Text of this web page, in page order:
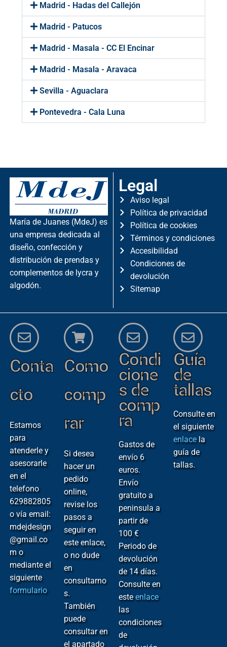
Madrid - Hadas del Callejón
Madrid - Patucos
Madrid - Masala - CC El Encinar
Madrid - Masala - Aravaca
Sevilla - Aguaclara
Pontevedra - Cala Luna
María de Juanes (MdeJ) es
una empresa dedicada al
diseño, confección y
distribución de prendas y
complementos de lycra y
algodón.
Legal
Aviso legal
Política de privacidad
Política de cookies
Términos y condiciones
Accesibilidad
Condiciones de
devolución
Sitemap
Conta
cto
Estamos
para
atenderle y
asesorarle
en el
telefono
629882805
o vía email:
mdejdesign
@gmail.co
m o
mediante el
siguiente
formulario
Como
comp
rar
Si desea
hacer un
pedido
online,
revise los
pasos a
seguir en
este enlace,
o no dude
en
consultarno
s.
También
puede
consultar en
el apartado
Condi
cione
s de
comp
ra
Gastos de
envío 6
euros.
Envío
gratuito a
peninsula a
partir de
100 €
Periodo de
devolución
de 14 días.
Consulte en
esteenlace
las
condiciones
de
Guía
de
tallas
Consulte en
el siguiente
enlacela
guía de
tallas.